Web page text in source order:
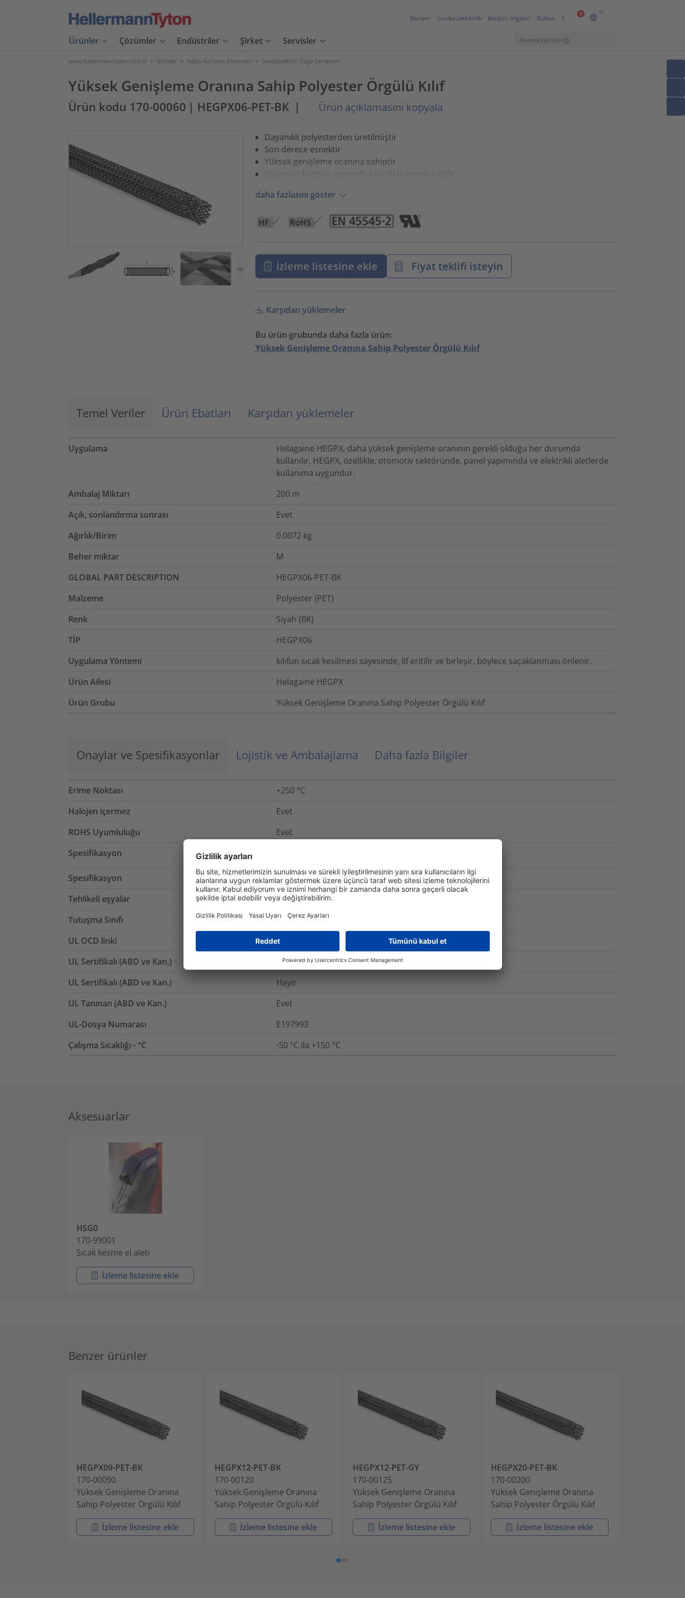
0 TR
Kariyer Sürdürülebilirlik İletişim bilgileri Bülten
Ürünler Çözümler Endüstriler Şirket Servisler
www.hellermanntyton.com.tr > Ürünler > Kablo Koruma Sistemleri > Genişleyebilir Örgü Çorapları
Yüksek Genişleme Oranına Sahip Polyester Örgülü Kılıf
Ürün kodu 170-00060 | HEGPX06-PET-BK | Ürün açıklamasını kopyala
Dayanıklı polyesterden üretilmiştir
Son derece esnektir
Yüksek genişleme oranına sahiptir
Düzensiz formlar üzerinde kolaylıkla uygulanabilir
daha fazlasını göster
İzleme listesine ekle Fiyat teklifi isteyin
Karşıdan yüklemeler
Bu ürün grubunda daha fazla ürün:
Yüksek Genişleme Oranına Sahip Polyester Örgülü Kılıf
Temel Veriler Ürün Ebatları Karşıdan yüklemeler
Uygulama
Helagaine HEGPX, daha yüksek genişleme oranının gerekli olduğu her durumda
kullanılır. HEGPX, özellikle, otomotiv sektöründe, panel yapımında ve elektrikli aletlerde
kullanıma uygundur.
Ambalaj Miktarı
200 m
Açık, sonlandırma sonrası
Evet
Ağırlık/Birim
0.0072 kg
Beher miktar
M
GLOBAL PART DESCRIPTION
HEGPX06-PET-BK
Malzeme
Polyester (PET)
Renk
Siyah (BK)
TİP
HEGPX06
Uygulama Yöntemi
kılıfun sıcak kesilmesi sayesinde, lif eritilir ve birleşir, böylece saçaklanması önlenir.
Ürün Ailesi
Helagaine HEGPX
Ürün Grubu
Yüksek Genişleme Oranına Sahip Polyester Örgülü Kılıf
Onaylar ve Spesifikasyonlar Lojistik ve Ambalajlama Daha fazla Bilgiler
Erime Noktası
+250 °C
Halojen içermez
Evet
ROHS Uyumluluğu
Evet
Spesifikasyon
Spesifikasyon
EN 45545-2
Tehlikeli eşyalar
Hayır
Tutuşma Sınıfı
UL94 V2, FMVSS 302
UL OCD linki
Link
UL Sertifikalı (ABD ve Kan.)
Hayır
UL Sertifikalı (ABD ve Kan.)
Hayır
UL Tanınan (ABD ve Kan.)
Evet
UL-Dosya Numarası
E197993
Çalışma Sıcaklığı - °C
-50 °C ila +150 °C
Aksesuarlar
HSG0
170-99001
Sıcak kesme el aleti
İzleme listesine ekle
Benzer ürünler
HEGPX09-PET-BK
170-00090
Yüksek Genişleme Oranına
Sahip Polyester Örgülü Kılıf
İzleme listesine ekle
HEGPX12-PET-BK
170-00120
Yüksek Genişleme Oranına
Sahip Polyester Örgülü Kılıf
İzleme listesine ekle
HEGPX12-PET-GY
170-00125
Yüksek Genişleme Oranına
Sahip Polyester Örgülü Kılıf
İzleme listesine ekle
HEGPX20-PET-BK
170-00200
Yüksek Genişleme Oranına
Sahip Polyester Örgülü Kılıf
İzleme listesine ekle